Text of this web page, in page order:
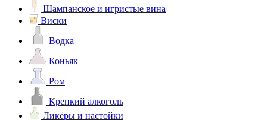
Шампанское и игристые вина
Виски
Водка
Коньяк
Ром
Крепкий алкоголь
Ликёры и настойки